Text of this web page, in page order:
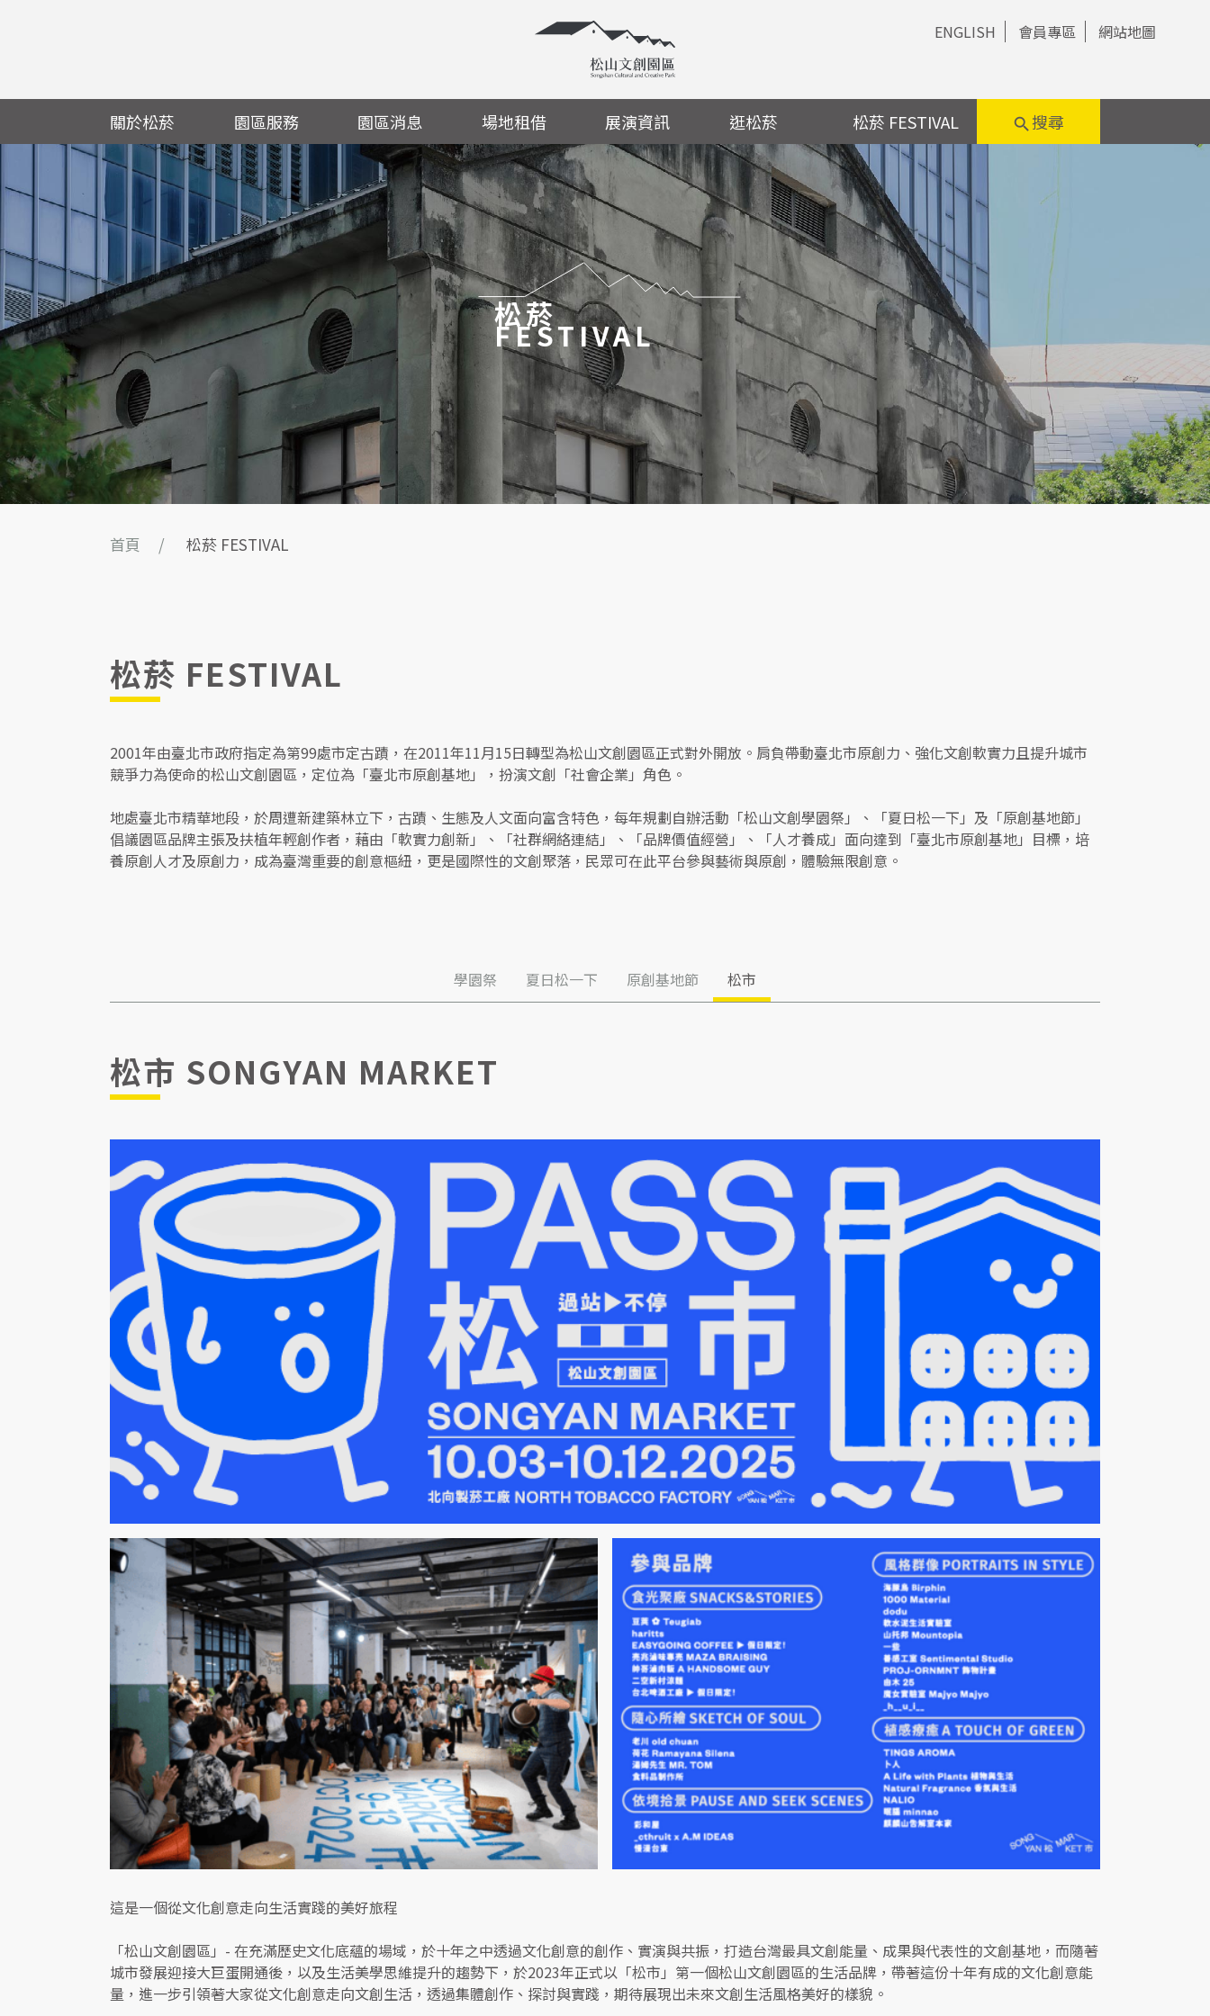
ENGLISH 會員專區 網站地圖
關於松菸 園區服務 園區消息 場地租借 展演資訊 逛松菸 松菸 FESTIVAL search 搜尋
松菸
FESTIVAL
首頁 松菸 FESTIVAL
松菸 FESTIVAL
2001年由臺北市政府指定為第99處市定古蹟，在2011年11月15日轉型為松山文創園區正式對外開放。肩負帶動臺北市原創力、強化文創軟實力且提升城市
競爭力為使命的松山文創園區，定位為「臺北市原創基地」，扮演文創「社會企業」角色。
地處臺北市精華地段，於周遭新建築林立下，古蹟、生態及人文面向富含特色，每年規劃自辦活動「松山文創學園祭」、「夏日松一下」及「原創基地節」
倡議園區品牌主張及扶植年輕創作者，藉由「軟實力創新」、「社群網絡連結」、「品牌價值經營」、「人才養成」面向達到「臺北市原創基地」目標，培
養原創人才及原創力，成為臺灣重要的創意樞紐，更是國際性的文創聚落，民眾可在此平台參與藝術與原創，體驗無限創意。
學園祭 夏日松一下 原創基地節 松市
松市 SONGYAN MARKET
這是一個從文化創意走向生活實踐的美好旅程
「松山文創園區」- 在充滿歷史文化底蘊的場域，於十年之中透過文化創意的創作、實演與共振，打造台灣最具文創能量、成果與代表性的文創基地，而隨著
城市發展迎接大巨蛋開通後，以及生活美學思維提升的趨勢下，於2023年正式以「松市」第一個松山文創園區的生活品牌，帶著這份十年有成的文化創意能
量，進一步引領著大家從文化創意走向文創生活，透過集體創作、探討與實踐，期待展現出未來文創生活風格美好的樣貌。